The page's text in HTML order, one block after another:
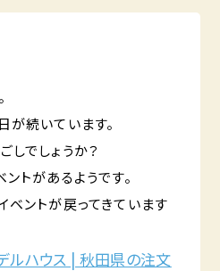
が続いています。
でしょうか？
トがあるようです。
ントが戻ってきています
ハウス | 秋田県の注文